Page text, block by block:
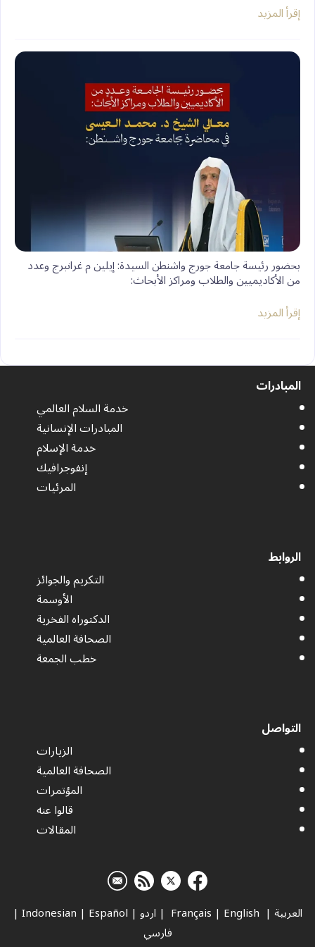
إقرأ المزيد
‏بحضور رئيسة جامعة جورج واشنطن السيدة: إيلين م غرانبرج وعدد
من الأكاديميين والطلاب ومراكز الأبحاث:
إقرأ المزيد
المبادرات
خدمة السلام العالمي
المبادرات الإنسانية
خدمة الإسلام
إنفوجرافيك
المرئيات
الروابط
التكريم والجوائز
الأوسمة
الدكتوراه الفخرية
الصحافة العالمية
خطب الجمعة
التواصل
الزيارات
الصحافة العالمية
المؤتمرات
قالوا عنه
المقالات
العربية |
| English
| اردو |
Indonesian | Español
|
فارسي